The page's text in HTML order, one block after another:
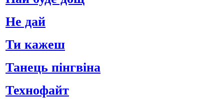
Не дай
Ти кажеш
Танець пінгвіна
Технофайт